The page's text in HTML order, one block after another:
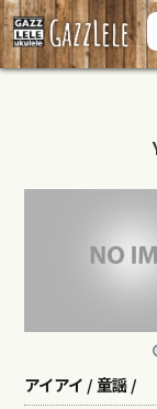
アイアイ / 童謡 /